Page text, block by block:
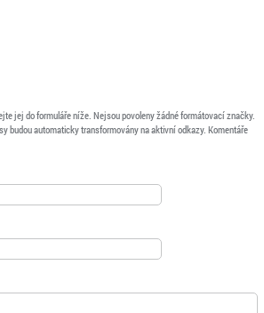
jej do formuláře níže. Nejsou povoleny žádné formátovací značky.
budou automaticky transformovány na aktivní odkazy. Komentáře